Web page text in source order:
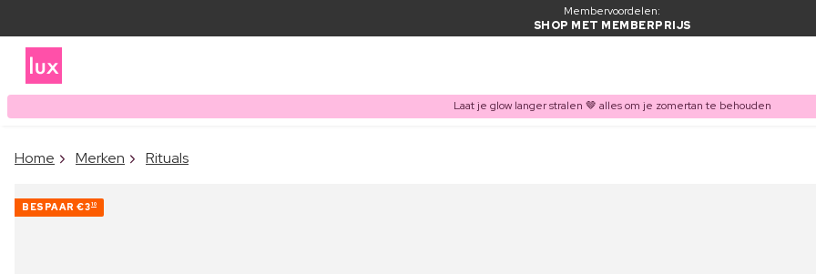
Membervoordelen:
SHOP MET MEMBERPRIJS
Laat je glow langer stralen 🤎 alles om je zomertan te behouden
Home Merken Rituals
BESPAAR €310